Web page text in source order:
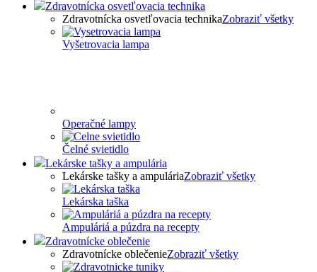
Zdravotnícka osvetľovacia technika
Zdravotnícka osvetľovacia technikaZobraziť všetky
Vyšetrovacia lampa
Operačné lampy
Čelné svietidlo
Lekárske tašky a ampulária
Lekárske tašky a ampuláriaZobraziť všetky
Lekárska taška
Ampuláriá a púzdra na recepty
Zdravotnícke oblečenie
Zdravotnícke oblečenieZobraziť všetky